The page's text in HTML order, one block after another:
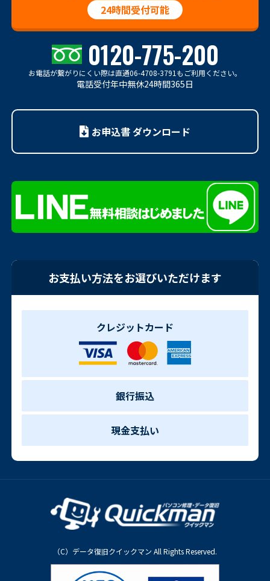
24時間受付可能
0120-775-200
お電話が繋がりにくい際は直通06-4708-3791もご利用ください。
電話受付年中無休24時間365日
お申込書 ダウンロード
お支払い方法をお選びいただけます
クレジットカード
銀行振込
現金支払い
（C）データ復旧クイックマン All Rights Reserved.